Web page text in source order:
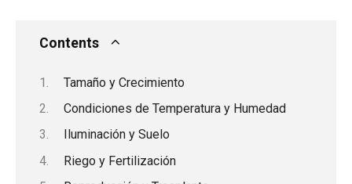
Contents
Tamaño y Crecimiento
Condiciones de Temperatura y Humedad
Iluminación y Suelo
Riego y Fertilización